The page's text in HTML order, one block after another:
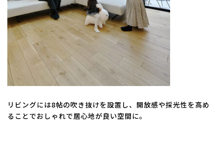
リビングには8帖の吹き抜けを設置し、開放感や採光性を高め
ることでおしゃれで居心地が良い空間に。